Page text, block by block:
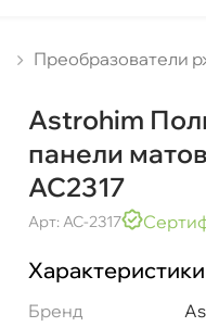
Преобразователи
Astrohim
панели
AC2317
Арт: AC-2317
Характеристики
Бренд